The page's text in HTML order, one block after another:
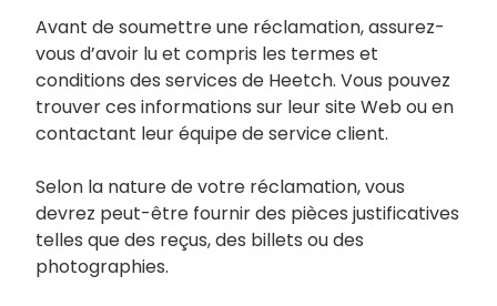
Avant de soumettre une réclamation, assurez-
vous d’avoir lu et compris les termes et
conditions des services de Heetch. Vous pouvez
trouver ces informations sur leur site Web ou en
contactant leur équipe de service client.
Selon la nature de votre réclamation, vous
devrez peut-être fournir des pièces justificatives
telles que des reçus, des billets ou des
photographies.